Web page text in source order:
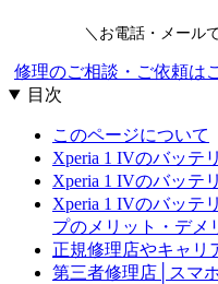
＼お電話・メール
修理のご相談・ご依頼は
目次
このページについて
Xperia 1 IVのバッテ
Xperia 1 IVのバッテ
Xperia 1 IVのバッテ
プのメリット・デメ
正規修理店やキャリ
第三者修理店│スマ